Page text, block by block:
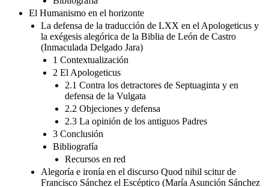
El Humanismo en el horizonte
La defensa de la traducción de LXX en el Apologeticus y
la exégesis alegórica de la Biblia de León de Castro
(Inmaculada Delgado Jara)
1 Contextualización
2 El Apologeticus
2.1 Contra los detractores de Septuaginta y en
defensa de la Vulgata
2.2 Objeciones y defensa
2.3 La opinión de los antiguos Padres
3 Conclusión
Bibliografía
Recursos en red
Alegoría e ironía en el discurso Quod nihil scitur de
Francisco Sánchez el Escéptico (María Asunción Sánchez